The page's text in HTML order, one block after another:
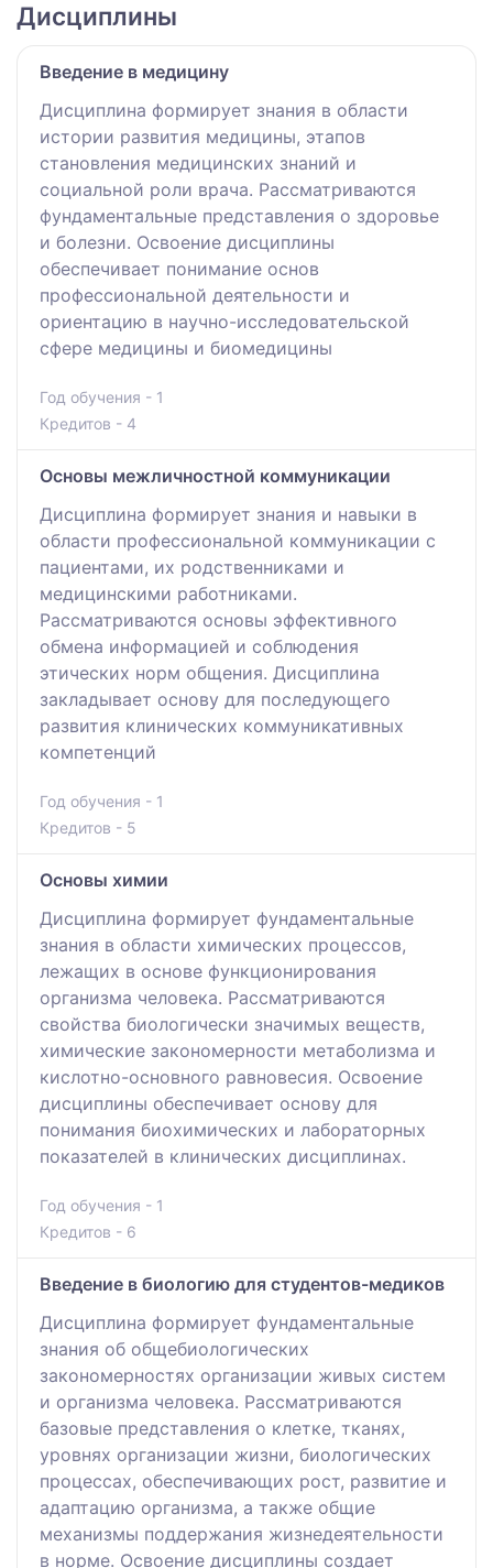
Дисциплины
Введение в медицину
Дисциплина формирует знания в области
истории развития медицины, этапов
становления медицинских знаний и
социальной роли врача. Рассматриваются
фундаментальные представления о здоровье
и болезни. Освоение дисциплины
обеспечивает понимание основ
профессиональной деятельности и
ориентацию в научно-исследовательской
сфере медицины и биомедицины
Год обучения - 1
Кредитов - 4
Основы межличностной коммуникации
Дисциплина формирует знания и навыки в
области профессиональной коммуникации с
пациентами, их родственниками и
медицинскими работниками.
Рассматриваются основы эффективного
обмена информацией и соблюдения
этических норм общения. Дисциплина
закладывает основу для последующего
развития клинических коммуникативных
компетенций
Год обучения - 1
Кредитов - 5
Основы химии
Дисциплина формирует фундаментальные
знания в области химических процессов,
лежащих в основе функционирования
организма человека. Рассматриваются
свойства биологически значимых веществ,
химические закономерности метаболизма и
кислотно-основного равновесия. Освоение
дисциплины обеспечивает основу для
понимания биохимических и лабораторных
показателей в клинических дисциплинах.
Год обучения - 1
Кредитов - 6
Введение в биологию для студентов-медиков
Дисциплина формирует фундаментальные
знания об общебиологических
закономерностях организации живых систем
и организма человека. Рассматриваются
базовые представления о клетке, тканях,
уровнях организации жизни, биологических
процессах, обеспечивающих рост, развитие и
адаптацию организма, а также общие
механизмы поддержания жизнедеятельности
в норме. Освоение дисциплины создает